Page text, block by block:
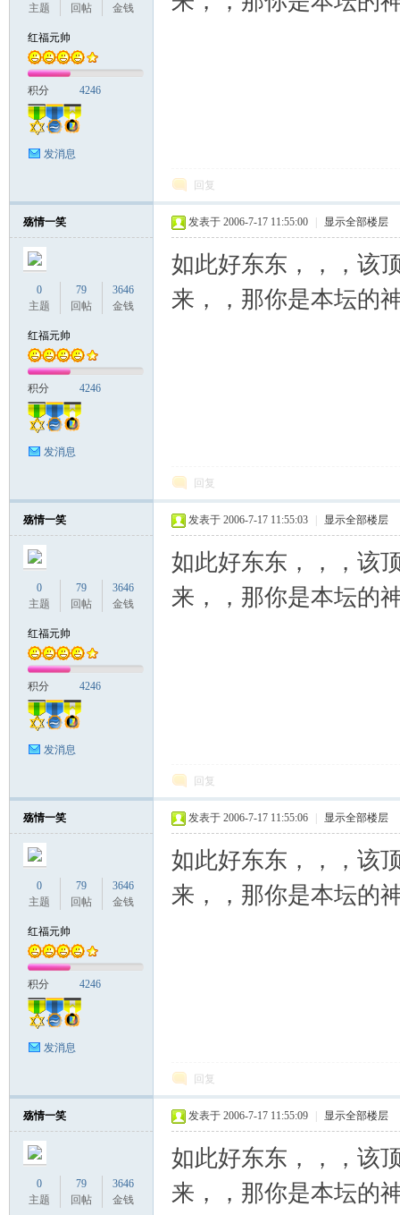
主题
回帖
金钱
红福元帅
积分 4246
发消息
回复
殇情一笑
0
主题
79
回帖
3646
金钱
红福元帅
积分 4246
发消息
发表于 2006-7-17 11:55:00 显示全部楼层
如此好东东，，，该
来，，那你是本坛的
回复
殇情一笑
0
主题
79
回帖
3646
金钱
红福元帅
积分 4246
发消息
发表于 2006-7-17 11:55:03 显示全部楼层
如此好东东，，，该
来，，那你是本坛的
回复
殇情一笑
0
主题
79
回帖
3646
金钱
红福元帅
积分 4246
发消息
发表于 2006-7-17 11:55:06 显示全部楼层
如此好东东，，，该
来，，那你是本坛的
回复
殇情一笑
0
主题
79
回帖
3646
金钱
发表于 2006-7-17 11:55:09 显示全部楼层
如此好东东，，，该
来，，那你是本坛的